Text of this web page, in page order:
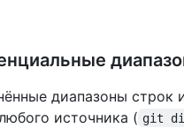
диапазоны строк
источника ( git